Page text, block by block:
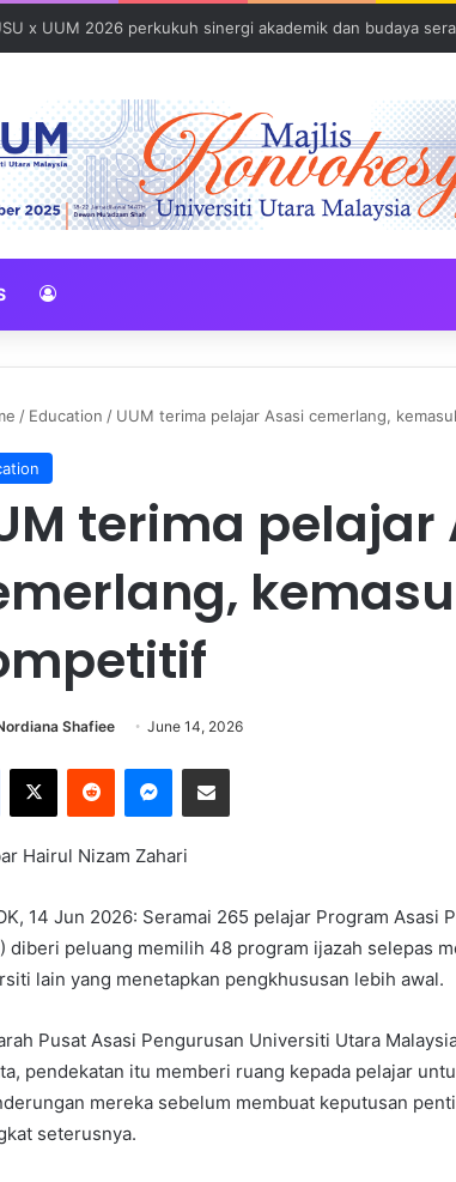
x UUM 2026 perkukuh sinergi akademik dan budaya
/ Education / UUM terima pelajar Asasi cemerlang,
terima pelajar
Shafiee June 14, 2026
Hairul Nizam Zahari
14 Jun 2026: Seramai 265 pelajar Program Asasi
diberi peluang memilih 48 program ijazah selepas
lain yang menetapkan pengkhususan lebih awal.
Pusat Asasi Pengurusan Universiti Utara
pendekatan itu memberi ruang kepada pelajar
mereka sebelum membuat keputusan
seterusnya.